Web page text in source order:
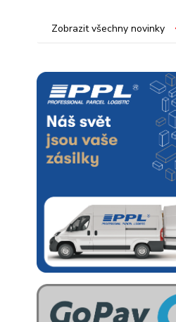
Zobrazit všechny novinky